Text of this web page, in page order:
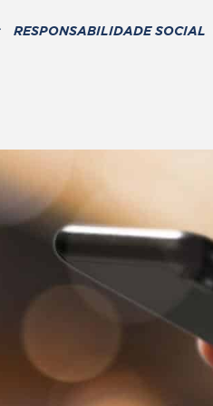
RESPONSABILIDADE SOCIAL